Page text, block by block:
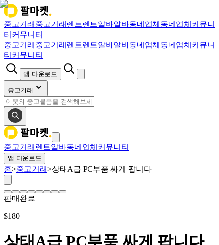
중고거래 중고거래 렌트렌트알바알바동네업체 동네업체 커뮤니
티 커뮤니티
중고거래 중고거래 렌트렌트알바알바동네업체 동네업체 커뮤니
티 커뮤니티
앱 다운로드
중고거래
중고거래 렌트알바동네업체 커뮤니티
앱 다운로드
홈>중고거래>상태A급 PC부품 싸게 팝니다
판매완료
$180
상태A급 PC부품 싸게 팝니다